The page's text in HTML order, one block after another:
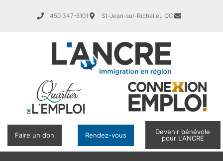
450 347-6101 St-Jean-sur-Richelieu QC
Faire un don Rendez-vous
Devenir bénévole
pour L'ANCRE